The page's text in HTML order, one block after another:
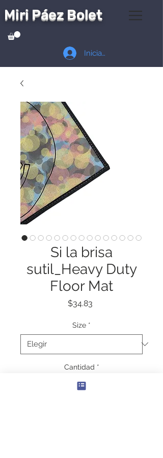
Miri Páez Bolet
Iniciar sesión
Si la brisa
sutil_Heavy Duty
Floor Mat
$34.83
Size *
Cantidad *